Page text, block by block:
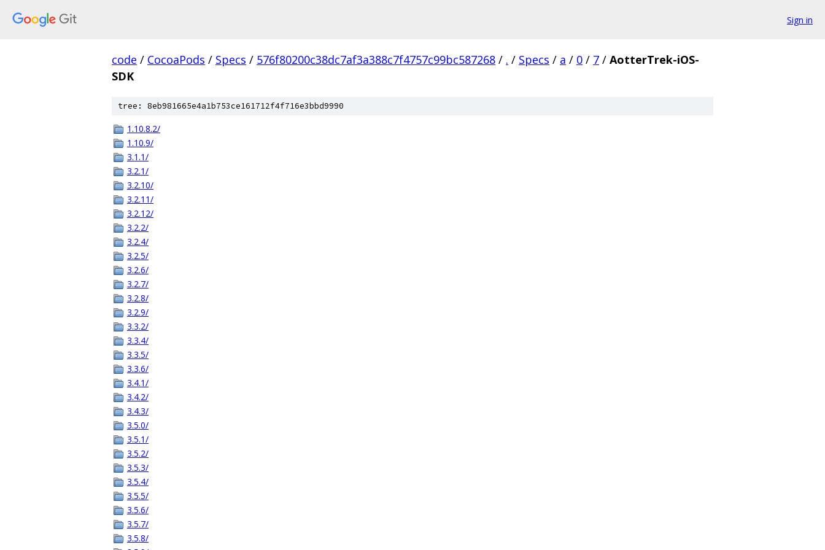
Sign in
code / CocoaPods / Specs / 576f80200c38dc7af3a388c7f4757c99bc587268 / . / Specs / a / 0 / 7 / AotterTrek-iOS-
SDK
tree: 8eb981665e4a1b753ce161712f4f716e3bbd9990
1.10.8.2/
1.10.9/
3.1.1/
3.2.1/
3.2.10/
3.2.11/
3.2.12/
3.2.2/
3.2.4/
3.2.5/
3.2.6/
3.2.7/
3.2.8/
3.2.9/
3.3.2/
3.3.4/
3.3.5/
3.3.6/
3.4.1/
3.4.2/
3.4.3/
3.5.0/
3.5.1/
3.5.2/
3.5.3/
3.5.4/
3.5.5/
3.5.6/
3.5.7/
3.5.8/